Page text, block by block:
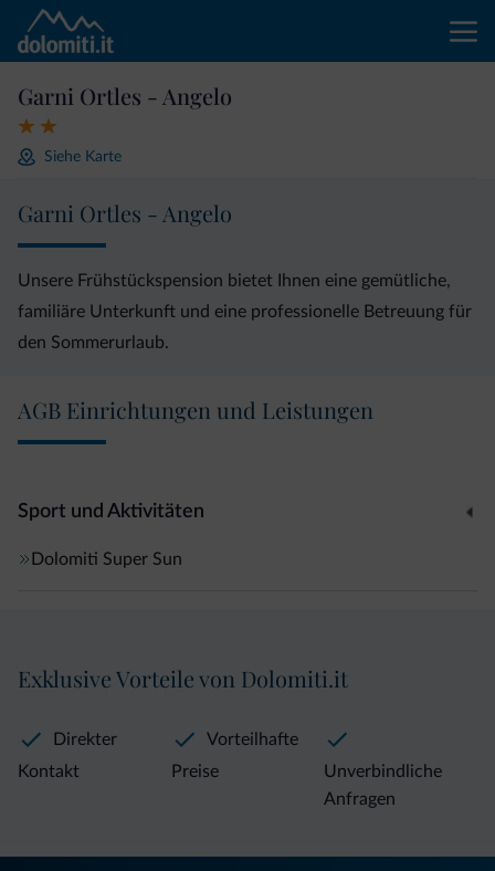
Garni Ortles - Angelo
Siehe Karte
Garni Ortles - Angelo
Unsere Frühstückspension bietet Ihnen eine gemütliche,
familiäre Unterkunft und eine professionelle Betreuung für
den Sommerurlaub.
AGB Einrichtungen und Leistungen
Sport und Aktivitäten
Dolomiti Super Sun
Exklusive Vorteile von Dolomiti.it
Direkter
Kontakt
Vorteilhafte
Preise
Unverbindliche
Anfragen